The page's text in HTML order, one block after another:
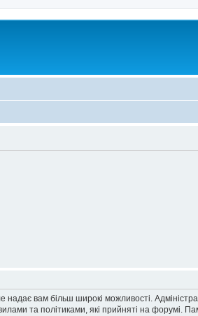
вам більш широкі можливості.
та політиками, які прийняті на